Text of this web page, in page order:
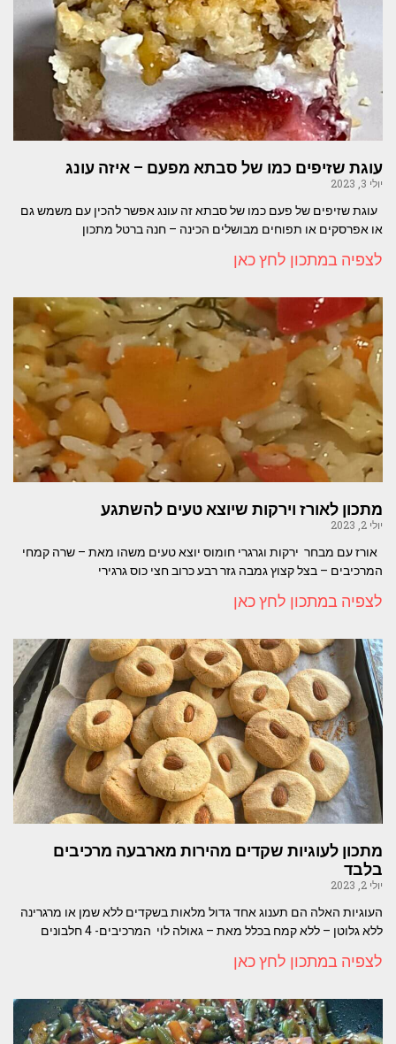
עוגת שזיפים כמו של סבתא מפעם – איזה עונג
יולי 3, 2023
עוגת שזיפים של פעם כמו של סבתא זה עונג אפשר להכין עם משמש גם
או אפרסקים או תפוחים מבושלים הכינה – חנה ברטל מתכון
לצפיה במתכון לחץ כאן
מתכון לאורז וירקות שיוצא טעים להשתגע
יולי 2, 2023
אורז עם מבחר ירקות וגרגרי חומוס יוצא טעים משהו מאת – שרה קמחי
המרכיבים – בצל קצוץ גמבה גזר רבע כרוב חצי כוס גרגירי
לצפיה במתכון לחץ כאן
מתכון לעוגיות שקדים מהירות מארבעה מרכיבים
בלבד
יולי 2, 2023
העוגיות האלה הם תענוג אחד גדול מלאות בשקדים ללא שמן או מרגרינה
ללא גלוטן – ללא קמח בכלל מאת – גאולה לוי המרכיבים- 4 חלבונים
לצפיה במתכון לחץ כאן